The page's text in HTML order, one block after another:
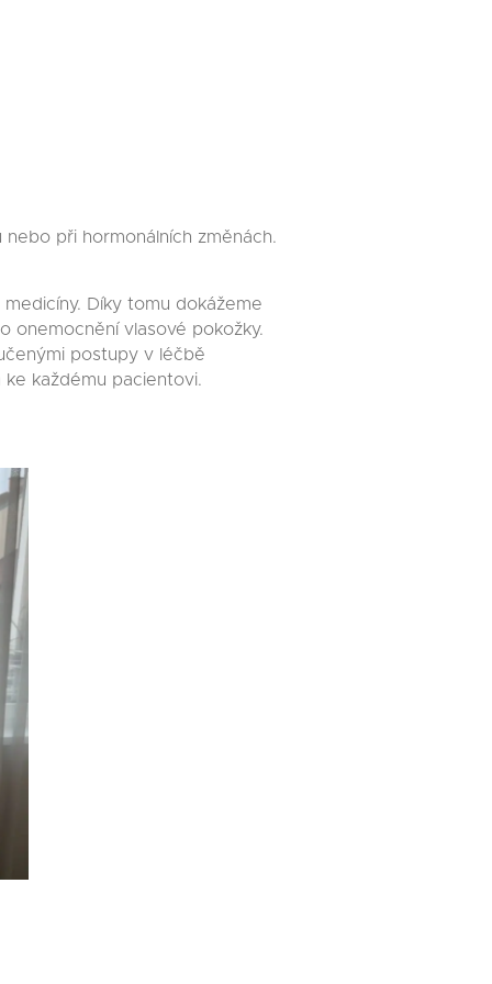
při hormonálních změnách.
Díky tomu dokážeme
onemocnění vlasové pokožky.
postupy v léčbě
každému pacientovi.